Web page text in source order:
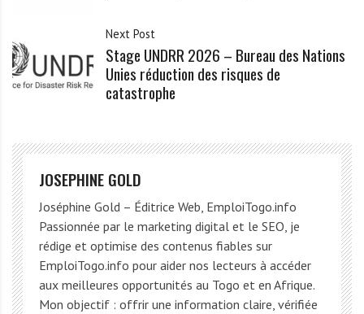
Next Post
Stage UNDRR 2026 – Bureau des Nations
Unies réduction des risques de
catastrophe
JOSEPHINE GOLD
Joséphine Gold – Éditrice Web, EmploiTogo.info
Passionnée par le marketing digital et le SEO, je
rédige et optimise des contenus fiables sur
EmploiTogo.info pour aider nos lecteurs à accéder
aux meilleures opportunités au Togo et en Afrique.
Mon objectif : offrir une information claire, vérifiée